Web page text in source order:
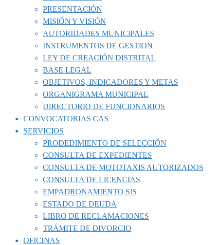
PRESENTACIÓN
MISIÓN Y VISIÓN
AUTORIDADES MUNICIPALES
INSTRUMENTOS DE GESTION
LEY DE CREACIÓN DISTRITAL
BASE LEGAL
OBJETIVOS, INDICADORES Y METAS
ORGANIGRAMA MUNICIPAL
DIRECTORIO DE FUNCIONARIOS
CONVOCATORIAS CAS
SERVICIOS
PRODEDIMIENTO DE SELECCIÓN
CONSULTA DE EXPEDIENTES
CONSULTA DE MOTOTAXIS AUTORIZADOS
CONSULTA DE LICENCIAS
EMPADRONAMIENTO SIS
ESTADO DE DEUDA
LIBRO DE RECLAMACIONES
TRÁMITE DE DIVORCIO
OFICINAS